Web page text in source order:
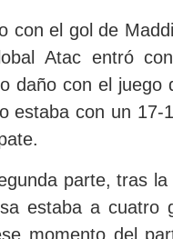
con el gol de
Atac entró
daño con el
estaba con un
parte, tras
estaba a cuatro
momento del